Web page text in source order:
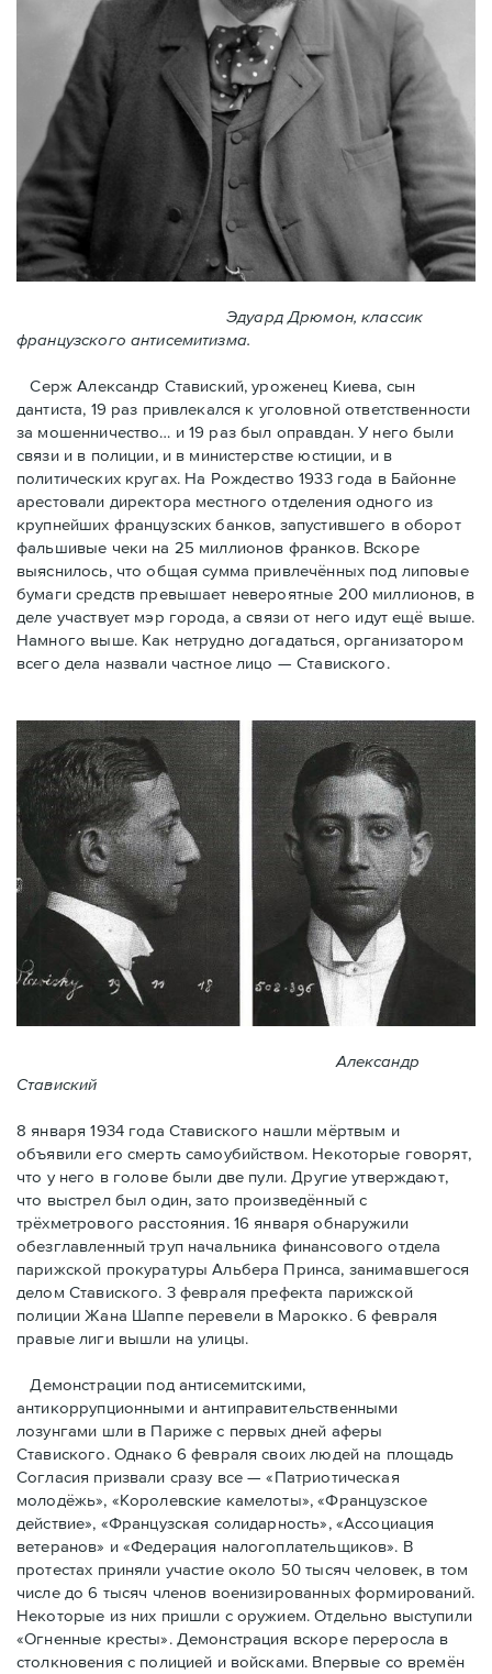
Эдуард Дрюмон, классик
французского антисемитизма.
Серж Александр Ставиский, уроженец Киева, сын
дантиста, 19 раз привлекался к уголовной ответственности
за мошенничество… и 19 раз был оправдан. У него были
связи и в полиции, и в министерстве юстиции, и в
политических кругах. На Рождество 1933 года в Байoнне
арестовали директора местного отделения одного из
крупнейших французских банков, запустившего в оборот
фальшивые чеки на 25 миллионов франков. Вскоре
выяснилось, что общая сумма привлечённых под липовые
бумаги средств превышает невероятные 200 миллионов, в
деле участвует мэр города, a связи от него идут ещё выше.
Намного выше. Как нетрудно догадаться, организатором
всего дела назвали частное лицо — Ставиского.
Александр
Ставиский
8 января 1934 года Ставиского нашли мёртвым и
объявили его смерть самоубийством. Некоторые говорят,
что у него в голове были две пули. Другие утверждают,
что выстрел был один, зато произведённый с
трёхметровoго расстояния. 16 января обнаружили
обезглавленный труп начальника финансового отдела
парижской прокуратуры Альбера Принса, занимавшегося
делом Cтавиского. 3 февраля префекта парижской
полиции Жана Шаппе перевели в Марокко. 6 февраля
правые лиги вышли на улицы.
Демонстрации под антисемитскими,
антикоррупционными и антиправительственными
лозунгами шли в Париже с первых дней аферы
Ставиского. Однако 6 февраля своих людей на площадь
Согласия призвали сразу все — «Патриотическая
молодёжь», «Королевские камелоты», «Французское
действие», «Французская солидарность», «Ассоциация
ветеранов» и «Федерация налогоплательщиков». В
протестах приняли участие около 50 тысяч человек, в том
числе до 6 тысяч членов военизированных формирований.
Некоторые из них пришли с оружием. Отдельно выступили
«Огненные кресты». Демонстрация вскоре переросла в
столкновения с полицией и войсками. Впервые со времён